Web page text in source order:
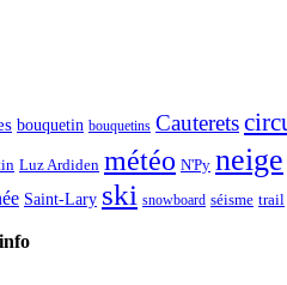
bouquetin bouquetins Cauterets
Luz Ardiden météo N'Py neige
Saint-Lary ski snowboard séisme trail